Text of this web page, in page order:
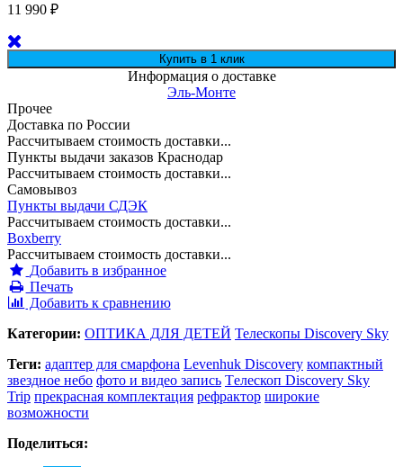
11 990 ₽
Информация о доставке
Эль-Монте
Прочее
Доставка по России
Рассчитываем стоимость доставки...
Пункты выдачи заказов Краснодар
Рассчитываем стоимость доставки...
Самовывоз
Пункты выдачи СДЭК
Рассчитываем стоимость доставки...
Boxberry
Рассчитываем стоимость доставки...
Добавить в избранное
Печать
Добавить к сравнению
Категории: ОПТИКА ДЛЯ ДЕТЕЙ Телескопы Discovery Sky
Теги: адаптер для смарфона Levenhuk Discovery компактный
звездное небо фото и видео запись Tелескоп Discovery Sky
Trip прекрасная комплектация рефрактор широкие
возможности
Поделиться: